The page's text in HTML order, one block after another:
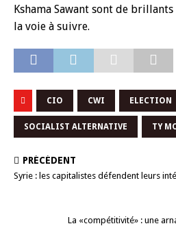
Kshama Sawant sont de
la voie à suivre.
CIO CWI ELECTION
SOCIALIST ALTERNATIVE TY
PRÉCÉDENT
Syrie : les capitalistes défendent leurs
La «compétitivité» : une